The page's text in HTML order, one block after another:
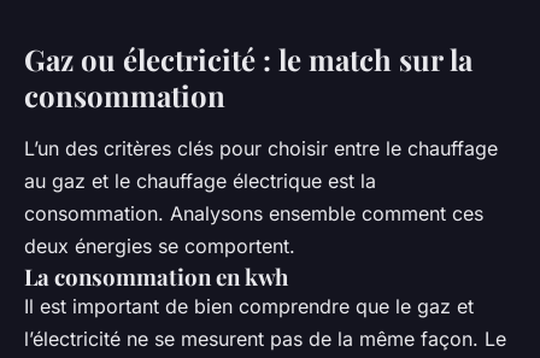
Gaz ou électricité : le match sur la
consommation
L’un des critères clés pour choisir entre le chauffage
au gaz et le chauffage électrique est la
consommation. Analysons ensemble comment ces
deux énergies se comportent.
La consommation en kwh
Il est important de bien comprendre que le gaz et
l’électricité ne se mesurent pas de la même façon. Le